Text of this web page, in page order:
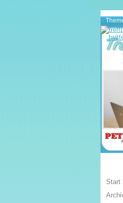
Start